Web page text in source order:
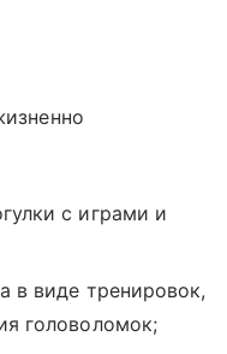
с играми и
в виде тренировок,
головоломок;